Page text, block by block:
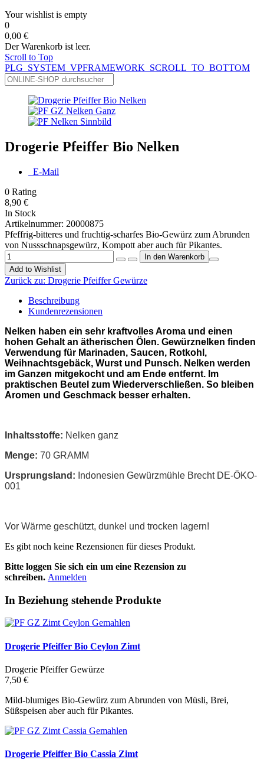
Your wishlist is empty
0
0,00 €
Der Warenkorb ist leer.
Scroll to Top
PLG_SYSTEM_VPFRAMEWORK_SCROLL_TO_BOTTOM
Drogerie Pfeiffer Bio Nelken
E-Mail
0 Rating
8,90 €
In Stock
Artikelnummer: 20000875
Pfeffrig-bitteres und fruchtig-scharfes Bio-Gewürz zum Abrunden
von Nussschnapsgewürz, Kompott aber auch für Pikantes.
Add to Wishlist
Zurück zu: Drogerie Pfeiffer Gewürze
Beschreibung
Kundenrezensionen
Nelken haben ein sehr kraftvolles Aroma und einen
hohen Gehalt an ätherischen Ölen. Gewürznelken finden
Verwendung für Marinaden, Saucen, Rotkohl,
Weihnachtsgebäck, Wurst und Punsch. Nelken werden
im Ganzen mitgekocht und am Ende entfernt. Im
praktischen Beutel zum Wiederverschließen. So bleiben
Aromen und Geschmack besser erhalten.
Inhaltsstoffe: Nelken ganz
Menge: 70 GRAMM
Ursprungsland: Indonesien Gewürzmühle Brecht DE-ÖKO-
001
Vor Wärme geschützt, dunkel und trocken lagern!
Es gibt noch keine Rezensionen für dieses Produkt.
Bitte loggen Sie sich ein um eine Rezension zu
schreiben. Anmelden
In Beziehung stehende Produkte
Drogerie Pfeiffer Bio Ceylon Zimt
Drogerie Pfeiffer Gewürze
7,50 €
Mild-blumiges Bio-Gewürz zum Abrunden von Müsli, Brei,
Süßspeisen aber auch für Pikantes.
Drogerie Pfeiffer Bio Cassia Zimt